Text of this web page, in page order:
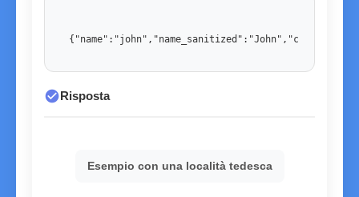
check_circleRisposta
Esempio con una località tedesca